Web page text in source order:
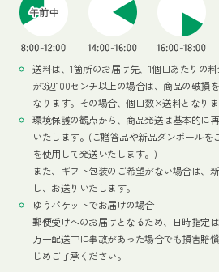
送料は、1箇所のお届け先、1個口あたりの
が3辺100センチ以上の場合は、商品の破損
なります。その場合、個口数×送料となりま
環境保護の観点から、商品発送は基本的に
いたします。(ご贈答品や新品ダンボールを
を使用して発送いたします。)
また、ギフト包装のご希望がない場合は、
し、お送りいたします。
ゆうパケットでお届けの場合
郵便受けへのお届けとなるため、日時指定は
万一配送中に事故があった場合でも損害賠
じめご了承ください。